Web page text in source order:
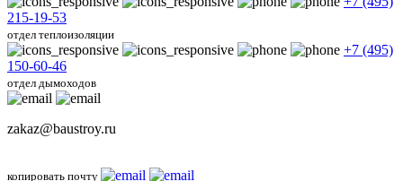
215-19-53
отдел теплоизоляции
+7 (495)
150-60-46
отдел дымоходов
zakaz@baustroy.ru
копировать почту